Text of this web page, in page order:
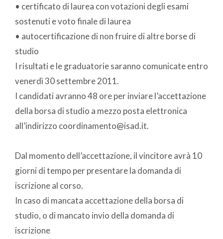
• certificato di laurea con votazioni degli esami
sostenuti e voto finale di laurea
• autocertificazione di non fruire di altre borse di
studio
I risultati e le graduatorie saranno comunicate entro
venerdì 30 settembre 2011.
I candidati avranno 48 ore per inviare l’accettazione
della borsa di studio a mezzo posta elettronica
all’indirizzo coordinamento@isad.it.
Dal momento dell’accettazione, il vincitore avrà 10
giorni di tempo per presentare la domanda di
iscrizione al corso.
In caso di mancata accettazione della borsa di
studio, o di mancato invio della domanda di
iscrizione